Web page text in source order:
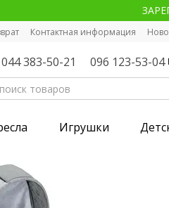
Контактная информация
044 383-50-21 096 123-53-04
Игрушки